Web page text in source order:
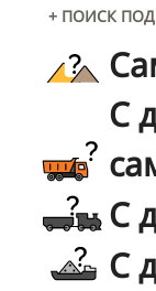
+ ПОИСК
С
С
С